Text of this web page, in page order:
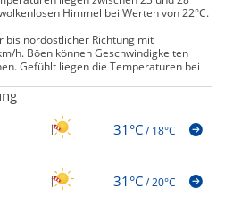
Himmel bei Werten von 22°C.
bis nordöstlicher Richtung mit
h. Böen können Geschwindigkeiten
Gefühlt liegen die Temperaturen bei
31°C/18°C
31°C/20°C